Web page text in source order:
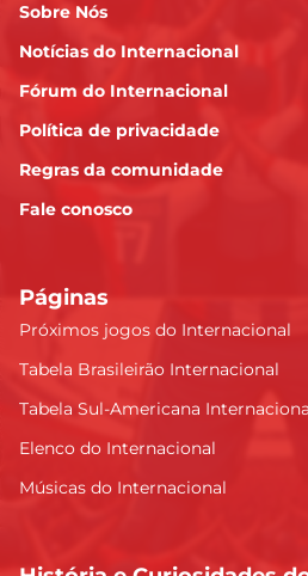
Sobre Nós
Notícias do Internacional
Fórum do Internacional
Política de privacidade
Regras da comunidade
Fale conosco
Páginas
Próximos jogos do Internacional
Tabela Brasileirão Internacional
Tabela Sul-Americana
Elenco do Internacional
Músicas do Internacional